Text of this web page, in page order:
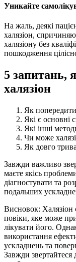
Уникайте
На жаль, деякі
халязіон,
халязіону без
пошкодження
5 запитань,
халязіон
Як
Які є основні
Які інші
Чи може
Як довго
Завжди важливо
маєте якісь
діагностувати та
подальших
Висновок:
повіки, яке може
лікувати його.
використання
ускладнень та
Завжди